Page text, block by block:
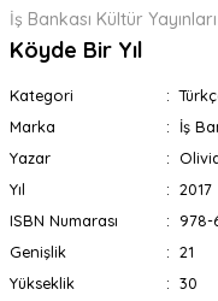
İş Bankası Kültür Yayınları
Köyde Bir Yıl
Kategori
Marka
İş
Yazar
Yıl
2017
ISBN Numarası
978-
Genişlik
21
Yükseklik
30